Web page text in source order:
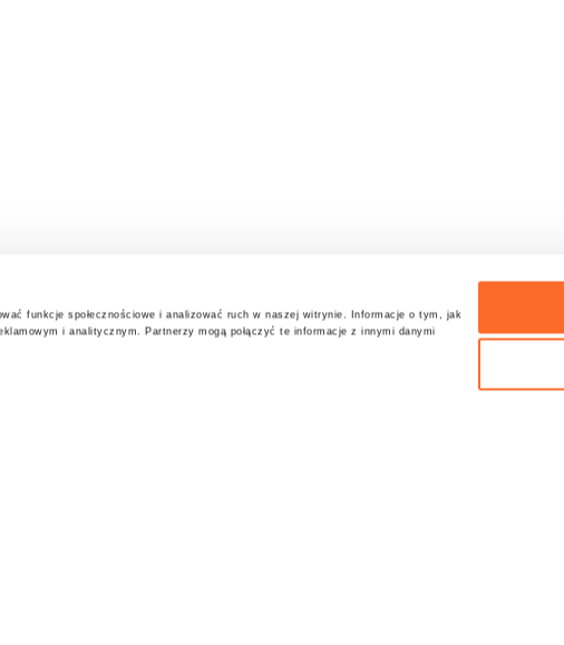
funkcje społecznościowe i analizować ruch w naszej witrynie. Informacje o tym, jak
i analitycznym. Partnerzy mogą połączyć te informacje z innymi danymi